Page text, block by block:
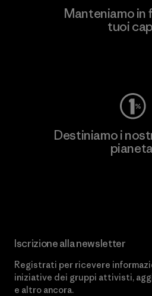
Manteniamo in
tuoi
Destiniamo i
Iscrizione alla newsletter
Registrati per ricevere
iniziative dei gruppi attivisti,
e altro ancora.